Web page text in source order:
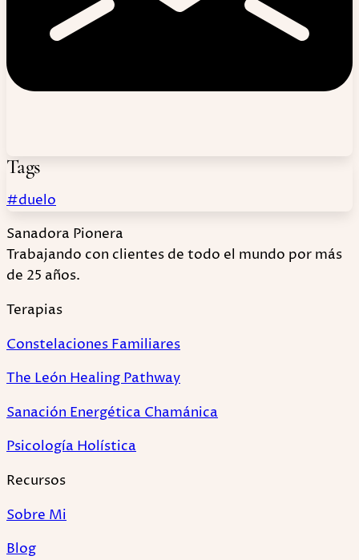
Tags
#duelo
Sanadora Pionera
Trabajando con clientes de todo el mundo por más
de 25 años.
Terapias
Constelaciones Familiares
The León Healing Pathway
Sanación Energética Chamánica
Psicología Holística
Recursos
Sobre Mi
Blog